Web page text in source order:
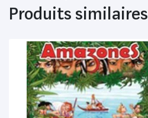
Produits similaires